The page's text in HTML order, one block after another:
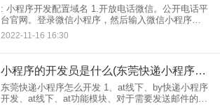
: 小程序开发配置域名 1.开放电话微信。公开电话平
台官网。登录微信小程序，然后输入微信小程序。
2.在微信小程序主设备界面的左侧菜单栏中找到“开
发”选项。 3.在“开发”模块，找到“开
2022-11-16 16:30
小程序的开发员是什么(东莞快递小程序怎么开发)
东莞快递小程序怎么开发 1、at线下、by快递小程序
开发、at线下、at功能模块、对于需要发送邮件的用